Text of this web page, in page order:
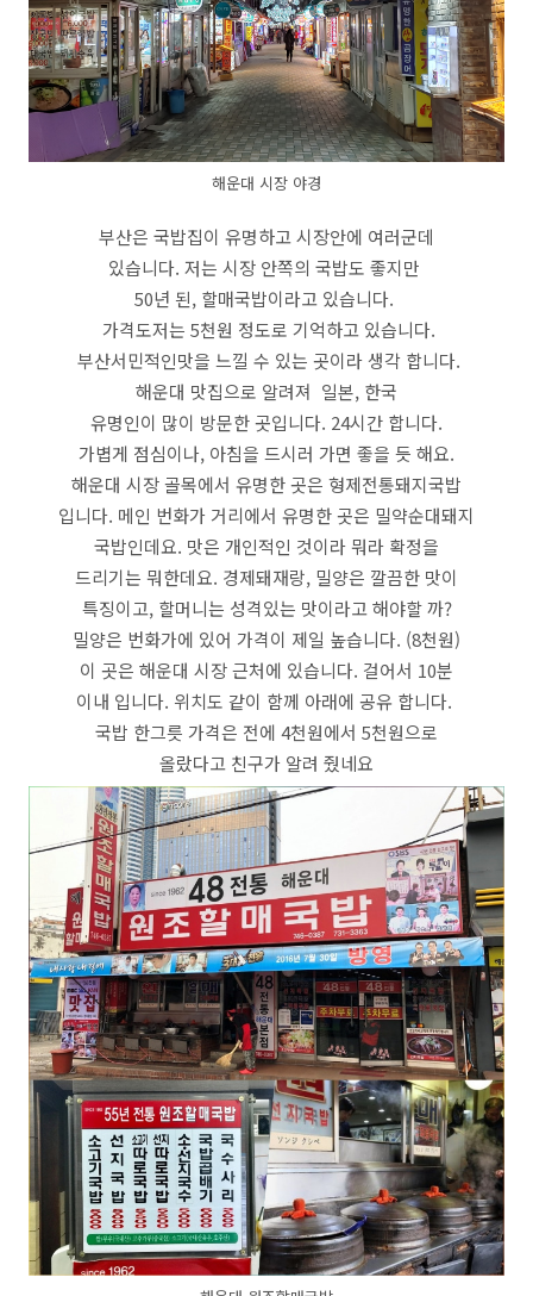
해운대 시장 야경
부산은 국밥집이 유명하고 시장안에 여러군데
있습니다. 저는 시장 안쪽의 국밥도 좋지만
50년 된, 할매국밥이라고 있습니다.
가격도저는 5천원 정도로 기억하고 있습니다.
부산서민적인맛을 느낄 수 있는 곳이라 생각 합니다.
해운대 맛집으로 알려져 일본, 한국
유명인이 많이 방문한 곳입니다. 24시간 합니다.
가볍게 점심이나, 아침을 드시러 가면 좋을 듯 해요.
해운대 시장 골목에서 유명한 곳은 형제전통돼지국밥
입니다. 메인 번화가 거리에서 유명한 곳은 밀약순대돼지
국밥인데요. 맛은 개인적인 것이라 뭐라 확정을
드리기는 뭐한데요. 경제돼재랑, 밀양은 깔끔한 맛이
특징이고, 할머니는 성격있는 맛이라고 해야할 까?
밀양은 번화가에 있어 가격이 제일 높습니다. (8천원)
이 곳은 해운대 시장 근처에 있습니다. 걸어서 10분
이내 입니다. 위치도 같이 함께 아래에 공유 합니다.
국밥 한그릇 가격은 전에 4천원에서 5천원으로
올랐다고 친구가 알려 줬네요